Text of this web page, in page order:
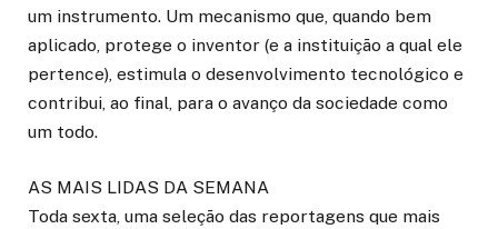
um instrumento. Um mecanismo que, quando bem
aplicado, protege o inventor (e a instituição a qual ele
pertence), estimula o desenvolvimento tecnológico e
contribui, ao final, para o avanço da sociedade como
um todo.
AS MAIS LIDAS DA SEMANA
Toda sexta, uma seleção das reportagens que mais